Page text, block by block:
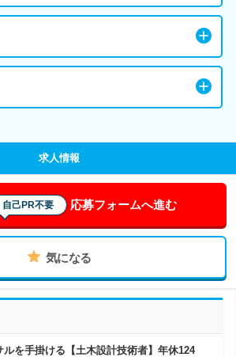
求人情報
己PR不要 応募フォームへ進む
気になる
ルを手掛ける【土木設計技術者】年休124